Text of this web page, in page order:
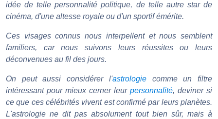
idée de telle personnalité politique, de telle autre star de
cinéma, d'une altesse royale ou d'un sportif émérite.
Ces visages connus nous interpellent et nous semblent
familiers, car nous suivons leurs réussites ou leurs
déconvenues au fil des jours.
On peut aussi considérer l'astrologiecomme un filtre
intéressant pour mieux cerner leur personnalité, deviner si
ce que ces célébrités vivent est confirmé par leurs planètes.
L'astrologie ne dit pas absolument tout bien sûr, mais à